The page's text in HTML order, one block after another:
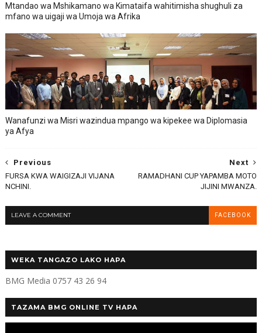
Mtandao wa Mshikamano wa Kimataifa wahitimisha shughuli za
mfano wa uigaji wa Umoja wa Afrika
Wanafunzi wa Misri wazindua mpango wa kipekee wa Diplomasia
ya Afya
Next
RAMADHANI CUP YAPAMBA MOTO
JIJINI MWANZA.
Previous
FURSA KWA WAIGIZAJI VIJANA
NCHINI.
LEAVE A COMMENT FACEBOOK
WEKA TANGAZO LAKO HAPA
BMG Media 0757 43 26 94
TAZAMA BMG ONLINE TV HAPA